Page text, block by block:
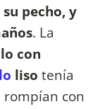
pecho, y
. La
con
liso tenía
rompían con